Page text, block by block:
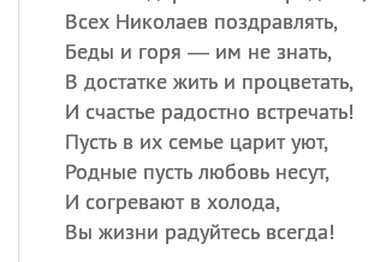
Всех Николаев поздравлять,
Беды и горя — им не знать,
В достатке жить и процветать,
И счастье радостно встречать!
Пусть в их семье царит уют,
Родные пусть любовь несут,
И согревают в холода,
Вы жизни радуйтесь всегда!